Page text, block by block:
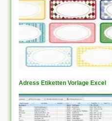
Adress Etiketten Vorlage Excel